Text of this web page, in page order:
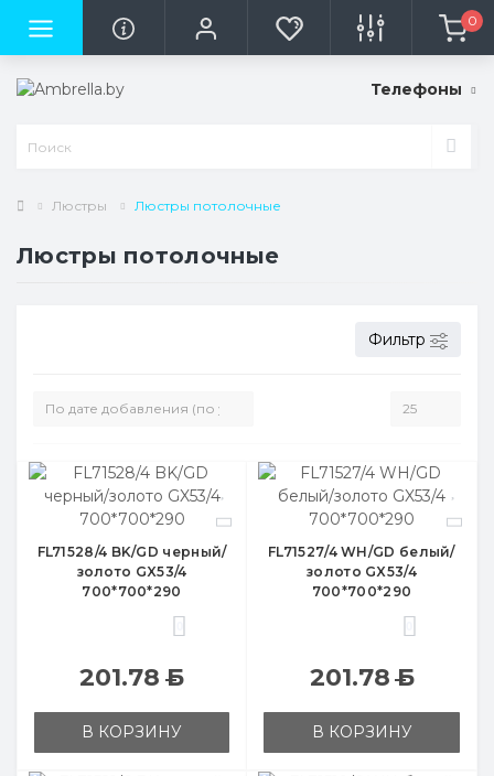
0
Телефоны
Люстры Люстры потолочные
Люстры потолочные
Фильтр
FL71528/4 BK/GD черный/
золото GX53/4
700*700*290
201.78Б
В КОРЗИНУ
FL71527/4 WH/GD белый/
золото GX53/4
700*700*290
201.78Б
В КОРЗИНУ